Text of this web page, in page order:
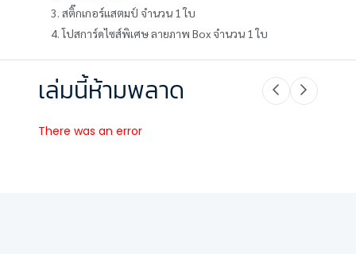
3. สติ๊กเกอร์แสตมป์ จำนวน 1 ใบ
4. โปสการ์ดไซส์พิเศษ ลายภาพ Box จำนวน 1 ใบ
เล่มนี้ห้ามพลาด
There was an error